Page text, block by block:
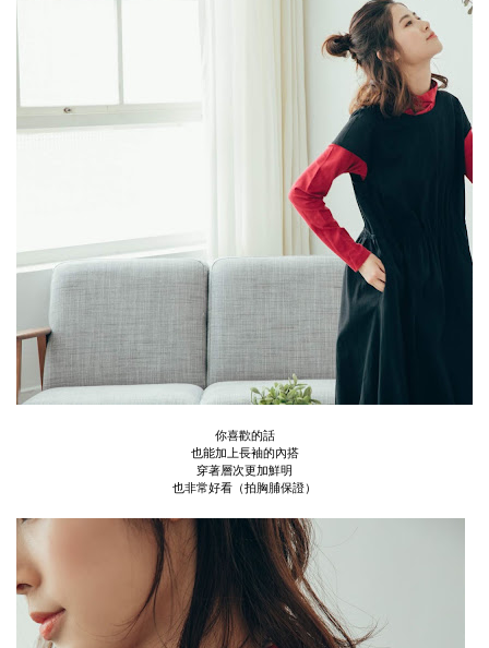
你喜歡的話
也能加上長袖的內搭
穿著層次更加鮮明
也非常好看（拍胸脯保證）